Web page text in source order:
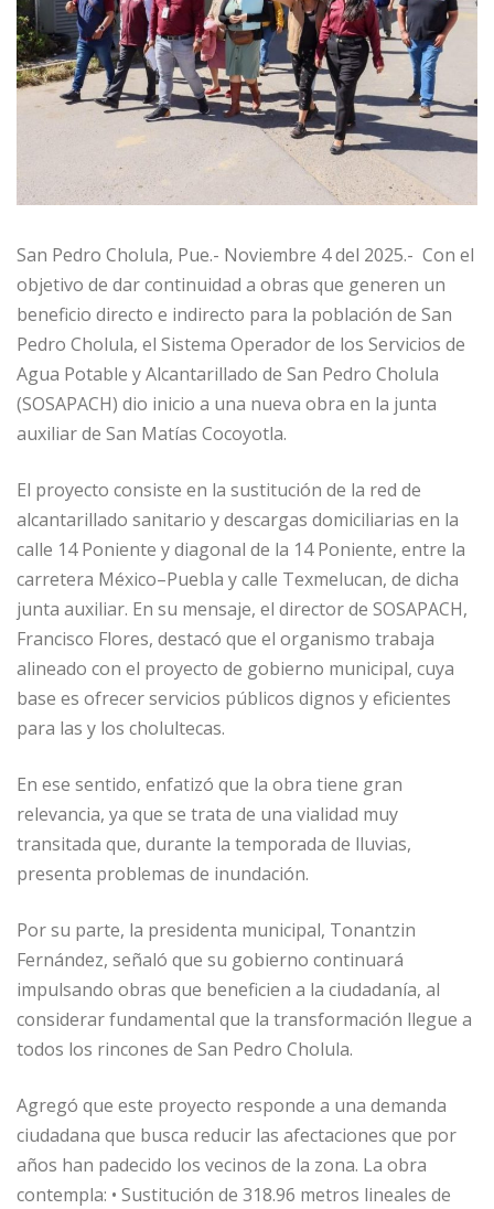
San Pedro Cholula, Pue.- Noviembre 4 del 2025.- Con el
objetivo de dar continuidad a obras que generen un
beneficio directo e indirecto para la población de San
Pedro Cholula, el Sistema Operador de los Servicios de
Agua Potable y Alcantarillado de San Pedro Cholula
(SOSAPACH) dio inicio a una nueva obra en la junta
auxiliar de San Matías Cocoyotla.
El proyecto consiste en la sustitución de la red de
alcantarillado sanitario y descargas domiciliarias en la
calle 14 Poniente y diagonal de la 14 Poniente, entre la
carretera México–Puebla y calle Texmelucan, de dicha
junta auxiliar. En su mensaje, el director de SOSAPACH,
Francisco Flores, destacó que el organismo trabaja
alineado con el proyecto de gobierno municipal, cuya
base es ofrecer servicios públicos dignos y eficientes
para las y los cholultecas.
En ese sentido, enfatizó que la obra tiene gran
relevancia, ya que se trata de una vialidad muy
transitada que, durante la temporada de lluvias,
presenta problemas de inundación.
Por su parte, la presidenta municipal, Tonantzin
Fernández, señaló que su gobierno continuará
impulsando obras que beneficien a la ciudadanía, al
considerar fundamental que la transformación llegue a
todos los rincones de San Pedro Cholula.
Agregó que este proyecto responde a una demanda
ciudadana que busca reducir las afectaciones que por
años han padecido los vecinos de la zona. La obra
contempla: • Sustitución de 318.96 metros lineales de